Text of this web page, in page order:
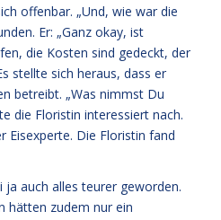
offenbar. „Und, wie war die
Er: „Ganz okay, ist
die Kosten sind gedeckt, der
stellte sich heraus, dass er
betreibt. „Was nimmst Du
die Floristin interessiert nach.
Eisexperte. Die Floristin fand
ja auch alles teurer geworden.
hätten zudem nur ein